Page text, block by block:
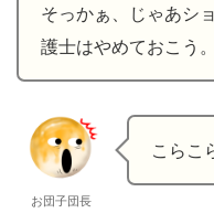
そっかぁ、じゃあシ
護士はやめておこう。
お団子団長
こらこ